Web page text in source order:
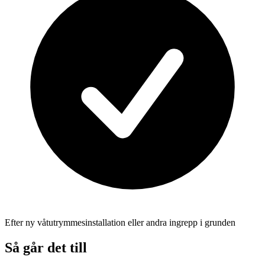
Efter ny våtutrymmesinstallation eller andra ingrepp i grunden
Så går det till